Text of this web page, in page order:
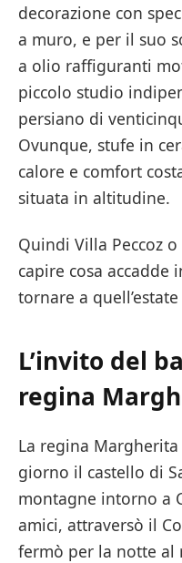
decorazione con
a muro, e per il suo
a olio raffiguranti
piccolo studio
persiano di
Ovunque, stufe in
calore e comfort
situata in altitudine.
Quindi Villa Peccoz
capire cosa accadde
tornare a
L’invito del
regina
La regina
giorno il castello di
montagne intorno a
amici, attraversò il
fermò per la notte